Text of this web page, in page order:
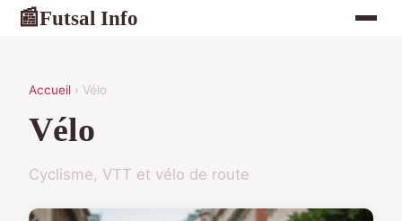
📰Futsal Info
Accueil › Vélo
Vélo
Cyclisme, VTT et vélo de route